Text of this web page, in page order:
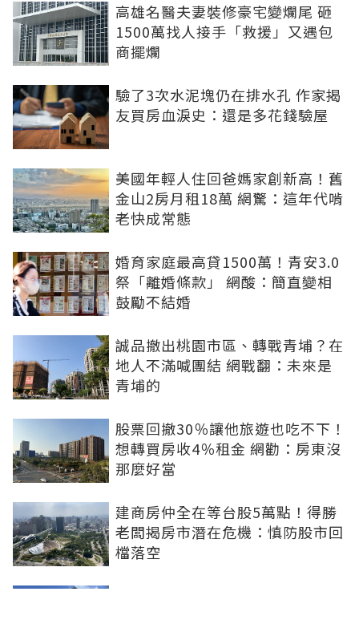
高雄名醫夫妻裝修豪宅變爛尾 砸
1500萬找人接手「救援」又遇包
商擺爛
驗了3次水泥塊仍在排水孔 作家揭
友買房血淚史：還是多花錢驗屋
美國年輕人住回爸媽家創新高！舊
金山2房月租18萬 網驚：這年代啃
老快成常態
婚育家庭最高貸1500萬！青安3.0
祭「離婚條款」 網酸：簡直變相
鼓勵不結婚
誠品撤出桃園市區、轉戰青埔？在
地人不滿喊團結 網戰翻：未來是
青埔的
股票回撤30％讓他旅遊也吃不下！
想轉買房收4％租金 網勸：房東沒
那麼好當
建商房仲全在等台股5萬點！得勝
老闆揭房市潛在危機：慎防股市回
檔落空